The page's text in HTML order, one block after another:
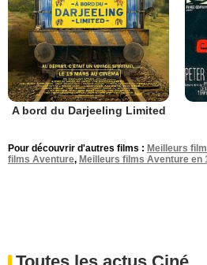
A bord du Darjeeling Limited
Pour découvrir d'autres films : Meilleurs
films Aventure, Meilleurs films Aventure en